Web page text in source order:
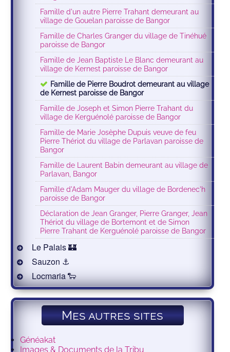
Famille d'un autre Pierre Trahant demeurant au
village de Gouelan paroisse de Bangor
Famille de Charles Granger du village de Tinéhué
paroisse de Bangor
Famille de Jean Baptiste Le Blanc demeurant au
village de Kernest paroisse de Bangor
Famille de Pierre Boudrot demeurant au village
de Kernest paroisse de Bangor
Famille de Joseph et Simon Pierre Trahant du
village de Kerguénolé paroisse de Bangor
Famille de Marie Josèphe Dupuis veuve de feu
Pierre Thériot du village de Parlavan paroisse de
Bangor
Famille de Laurent Babin demeurant au village de
Parlavan, Bangor
Famille d'Adam Mauger du village de Bordenec'h
paroisse de Bangor
Déclaration de Jean Granger, Pierre Granger, Jean
Thériot du village de Bortemont et de Simon
Pierre Trahant de Kerguénolé paroisse de Bangor
Le Palais 🏰
Sauzon ⚓️
Locmaria 🐑
Mes autres sites
Généakat
Images & Documents de la Tribu